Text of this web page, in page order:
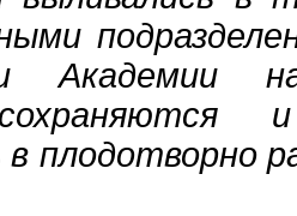
Академии
плодотворно